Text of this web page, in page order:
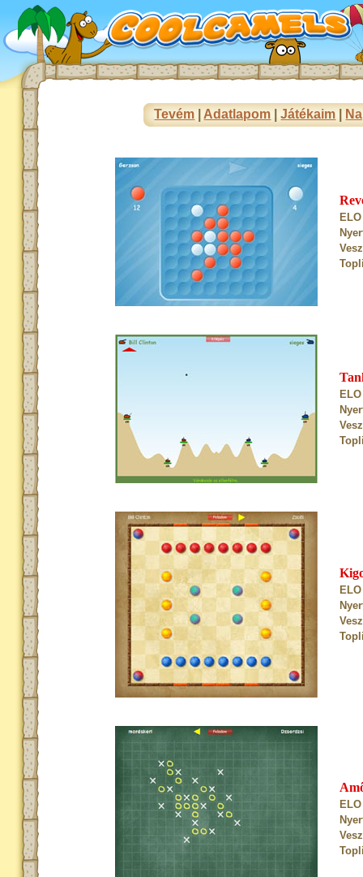
Tevém Adatlapom |Játékaim